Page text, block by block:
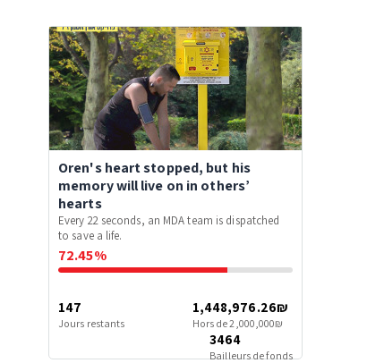
Oren's heart stopped, but his
memory will live on in others’
hearts
Every 22 seconds, an MDA team is dispatched
to save a life.
72.45%
1,448,976.26₪
Hors de 2,000,000₪
147
Jours restants
3464
Bailleurs de fonds